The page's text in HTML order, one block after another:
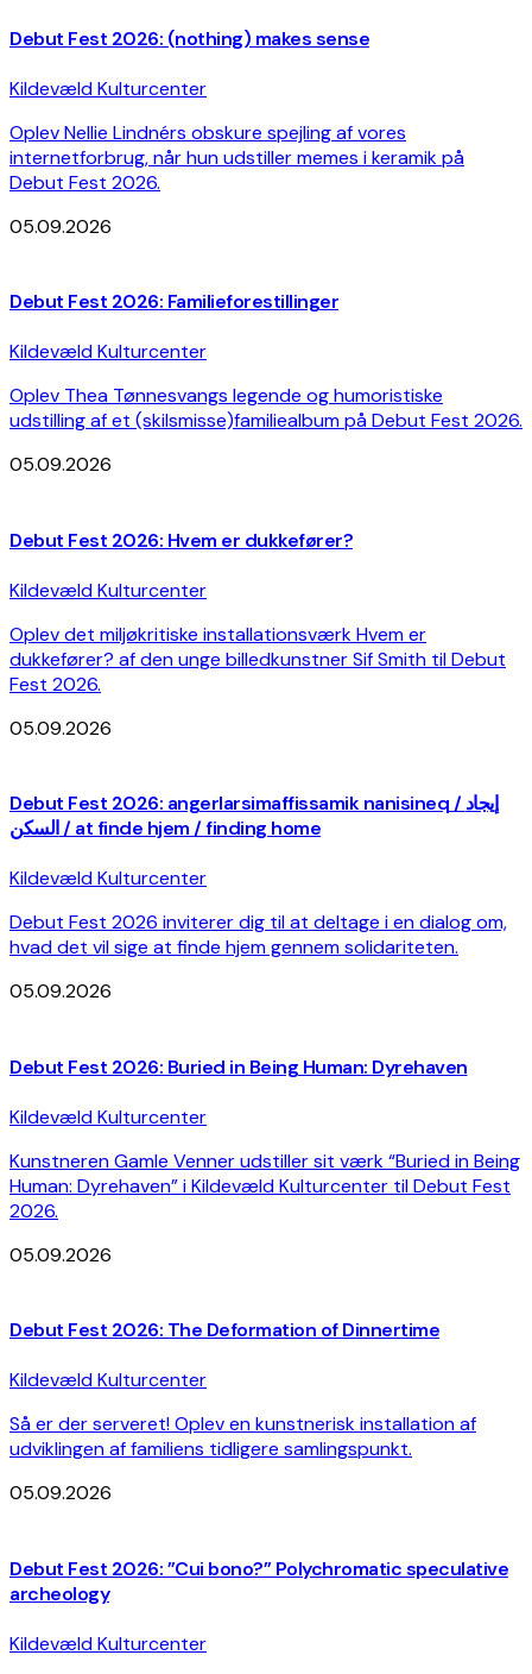
Debut Fest 2026: (nothing) makes sense
Kildevæld Kulturcenter
Oplev Nellie Lindnérs obskure spejling af vores
internetforbrug, når hun udstiller memes i keramik på
Debut Fest 2026.
05.09.2026
Debut Fest 2026: Familieforestillinger
Kildevæld Kulturcenter
Oplev Thea Tønnesvangs legende og humoristiske
udstilling af et (skilsmisse)familiealbum på Debut Fest 2026.
05.09.2026
Debut Fest 2026: Hvem er dukkefører?
Kildevæld Kulturcenter
Oplev det miljøkritiske installationsværk Hvem er
dukkefører? af den unge billedkunstner Sif Smith til Debut
Fest 2026.
05.09.2026
Debut Fest 2026: angerlarsimaffissamik nanisineq / إيجاد
السكن / at finde hjem / finding home
Kildevæld Kulturcenter
Debut Fest 2026 inviterer dig til at deltage i en dialog om,
hvad det vil sige at finde hjem gennem solidariteten.
05.09.2026
Debut Fest 2026: Buried in Being Human: Dyrehaven
Kildevæld Kulturcenter
Kunstneren Gamle Venner udstiller sit værk “Buried in Being
Human: Dyrehaven” i Kildevæld Kulturcenter til Debut Fest
2026.
05.09.2026
Debut Fest 2026: The Deformation of Dinnertime
Kildevæld Kulturcenter
Så er der serveret! Oplev en kunstnerisk installation af
udviklingen af familiens tidligere samlingspunkt.
05.09.2026
Debut Fest 2026: ”Cui bono?” Polychromatic speculative
archeology
Kildevæld Kulturcenter